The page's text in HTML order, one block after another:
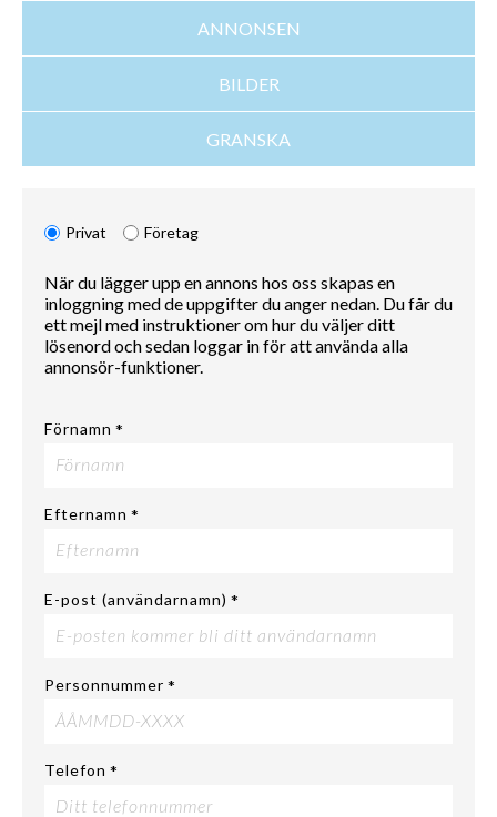
ANNONSEN
BILDER
GRANSKA
Privat Företag
När du lägger upp en annons hos oss skapas en
inloggning med de uppgifter du anger nedan. Du får du
ett mejl med instruktioner om hur du väljer ditt
lösenord och sedan loggar in för att använda alla
annonsör-funktioner.
Förnamn *
Efternamn *
E-post (användarnamn) *
Personnummer *
Telefon *